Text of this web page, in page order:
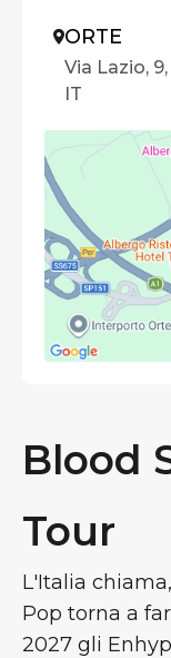
Blood
Tour
L'Italia
Pop torna a
2027 gli
ORTE
Via Lazio,
IT